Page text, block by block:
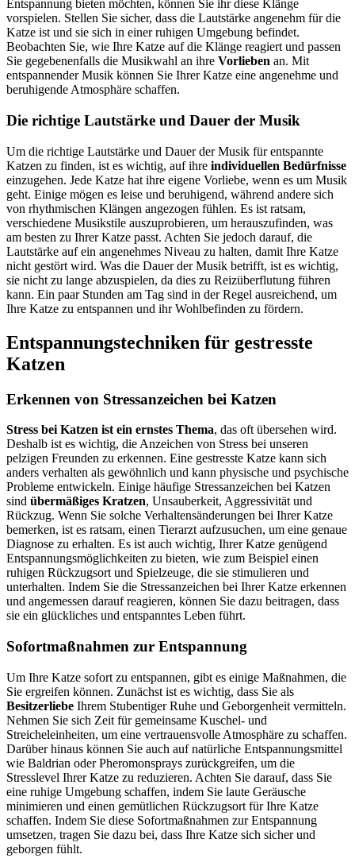
Entspannung bieten möchten, können Sie ihr diese Klänge
vorspielen. Stellen Sie sicher, dass die Lautstärke angenehm für die
Katze ist und sie sich in einer ruhigen Umgebung befindet.
Beobachten Sie, wie Ihre Katze auf die Klänge reagiert und passen
Sie gegebenenfalls die Musikwahl an ihre Vorlieben an. Mit
entspannender Musik können Sie Ihrer Katze eine angenehme und
beruhigende Atmosphäre schaffen.
Die richtige Lautstärke und Dauer der Musik
Um die richtige Lautstärke und Dauer der Musik für entspannte
Katzen zu finden, ist es wichtig, auf ihre individuellen Bedürfnisse
einzugehen. Jede Katze hat ihre eigene Vorliebe, wenn es um Musik
geht. Einige mögen es leise und beruhigend, während andere sich
von rhythmischen Klängen angezogen fühlen. Es ist ratsam,
verschiedene Musikstile auszuprobieren, um herauszufinden, was
am besten zu Ihrer Katze passt. Achten Sie jedoch darauf, die
Lautstärke auf ein angenehmes Niveau zu halten, damit Ihre Katze
nicht gestört wird. Was die Dauer der Musik betrifft, ist es wichtig,
sie nicht zu lange abzuspielen, da dies zu Reizüberflutung führen
kann. Ein paar Stunden am Tag sind in der Regel ausreichend, um
Ihre Katze zu entspannen und ihr Wohlbefinden zu fördern.
Entspannungstechniken für gestresste
Katzen
Erkennen von Stressanzeichen bei Katzen
Stress bei Katzen ist ein ernstes Thema, das oft übersehen wird.
Deshalb ist es wichtig, die Anzeichen von Stress bei unseren
pelzigen Freunden zu erkennen. Eine gestresste Katze kann sich
anders verhalten als gewöhnlich und kann physische und psychische
Probleme entwickeln. Einige häufige Stressanzeichen bei Katzen
sind übermäßiges Kratzen, Unsauberkeit, Aggressivität und
Rückzug. Wenn Sie solche Verhaltensänderungen bei Ihrer Katze
bemerken, ist es ratsam, einen Tierarzt aufzusuchen, um eine genaue
Diagnose zu erhalten. Es ist auch wichtig, Ihrer Katze genügend
Entspannungsmöglichkeiten zu bieten, wie zum Beispiel einen
ruhigen Rückzugsort und Spielzeuge, die sie stimulieren und
unterhalten. Indem Sie die Stressanzeichen bei Ihrer Katze erkennen
und angemessen darauf reagieren, können Sie dazu beitragen, dass
sie ein glückliches und entspanntes Leben führt.
Sofortmaßnahmen zur Entspannung
Um Ihre Katze sofort zu entspannen, gibt es einige Maßnahmen, die
Sie ergreifen können. Zunächst ist es wichtig, dass Sie als
Besitzerliebe Ihrem Stubentiger Ruhe und Geborgenheit vermitteln.
Nehmen Sie sich Zeit für gemeinsame Kuschel- und
Streicheleinheiten, um eine vertrauensvolle Atmosphäre zu schaffen.
Darüber hinaus können Sie auch auf natürliche Entspannungsmittel
wie Baldrian oder Pheromonsprays zurückgreifen, um die
Stresslevel Ihrer Katze zu reduzieren. Achten Sie darauf, dass Sie
eine ruhige Umgebung schaffen, indem Sie laute Geräusche
minimieren und einen gemütlichen Rückzugsort für Ihre Katze
schaffen. Indem Sie diese Sofortmaßnahmen zur Entspannung
umsetzen, tragen Sie dazu bei, dass Ihre Katze sich sicher und
geborgen fühlt.